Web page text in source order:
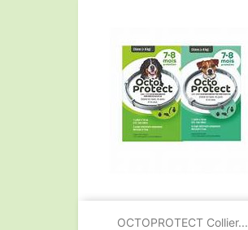
OCTOPROTECT Collier...